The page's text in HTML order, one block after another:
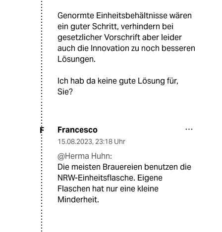
Genormte Einheitsbehältnisse wären
ein guter Schritt, verhindern bei
gesetzlicher Vorschrift aber leider
auch die Innovation zu noch besseren
Lösungen.
Ich hab da keine gute Lösung für,
Sie?
F Francesco
15.08.2023, 23:18 Uhr
@Herma Huhn:
Die meisten Brauereien benutzen die
NRW-Einheitsflasche. Eigene
Flaschen hat nur eine kleine
Minderheit.